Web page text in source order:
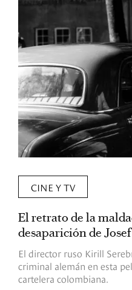
CINE Y TV
El retrato de la
desaparición de Josef
El director ruso Kirill
criminal alemán en esta
cartelera colombiana.